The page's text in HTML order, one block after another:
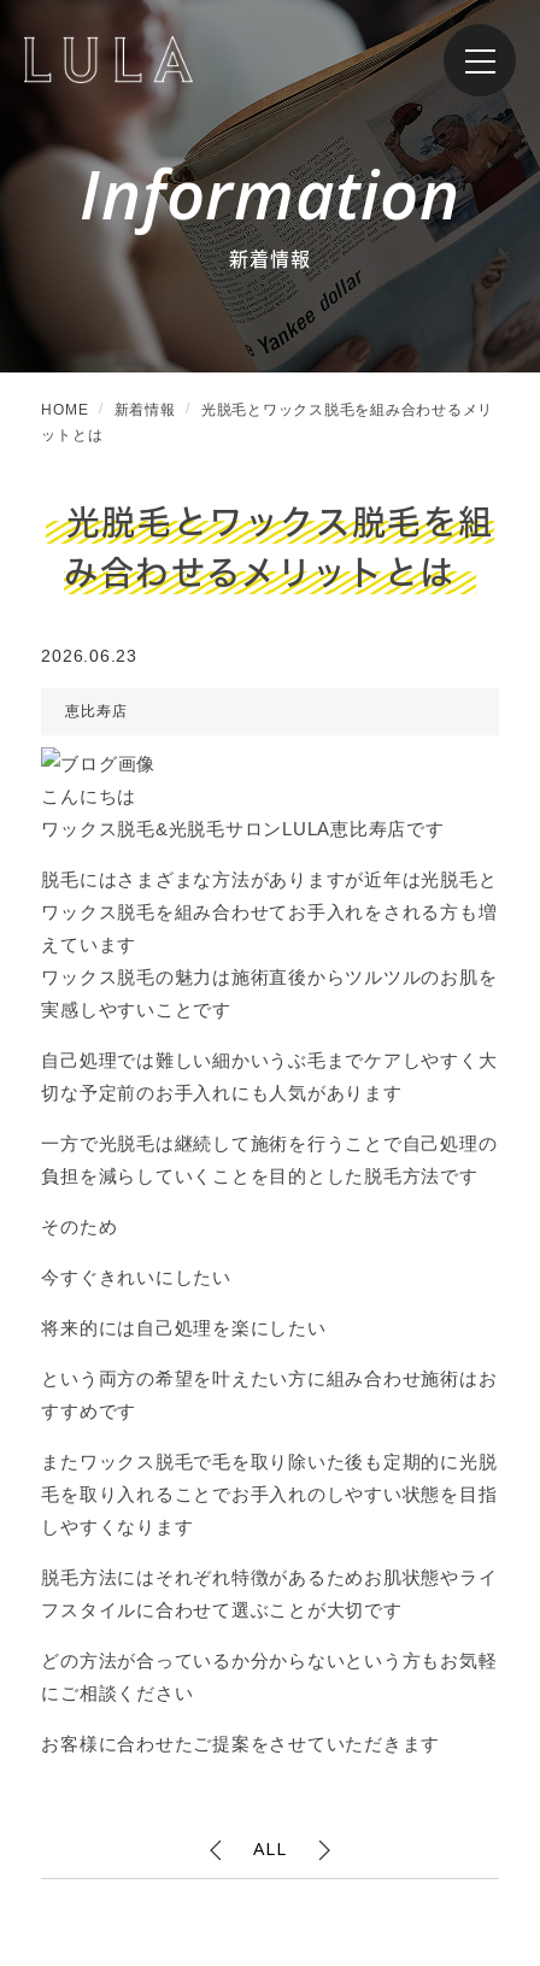
Information
新着情報
HOME 新着情報
光脱毛とワックス脱毛を組み合わせるメリ
ットとは
光脱毛とワックス脱毛を組
み合わせるメリットとは
2026.06.23
恵比寿店
こんにちは
ワックス脱毛&光脱毛サロンLULA恵比寿店です
脱毛にはさまざまな方法がありますが近年は光脱毛と
ワックス脱毛を組み合わせてお手入れをされる方も増
えています
ワックス脱毛の魅力は施術直後からツルツルのお肌を
実感しやすいことです
自己処理では難しい細かいうぶ毛までケアしやすく大
切な予定前のお手入れにも人気があります
一方で光脱毛は継続して施術を行うことで自己処理の
負担を減らしていくことを目的とした脱毛方法です
そのため
今すぐきれいにしたい
将来的には自己処理を楽にしたい
という両方の希望を叶えたい方に組み合わせ施術はお
すすめです
またワックス脱毛で毛を取り除いた後も定期的に光脱
毛を取り入れることでお手入れのしやすい状態を目指
しやすくなります
脱毛方法にはそれぞれ特徴があるためお肌状態やライ
フスタイルに合わせて選ぶことが大切です
どの方法が合っているか分からないという方もお気軽
にご相談ください
お客様に合わせたご提案をさせていただきます
ALL